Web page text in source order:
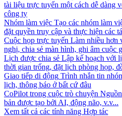
tài liệu trực tuyến một cách dễ dàng
công ty
Nhóm làm việc Tạo các nhóm làm
đặt quyền truy cập và thực hiện các
Cuộc họp trực tuyến Làm nhiều hơn
nghị, chia sẻ màn hình, ghi âm cuộc
Lịch được chia sẻ Lập kế hoạch với
thời gian trống, đặt lịch phòng họp,
Giao tiếp di động Trình nhắn tin
lịch, thông báo ở bất cứ đâu
CoPilot trong cuộc trò chuyện
bản được tạo bởi AI, động não, v.v...
Xem tất cả các tính năng Hợp tác